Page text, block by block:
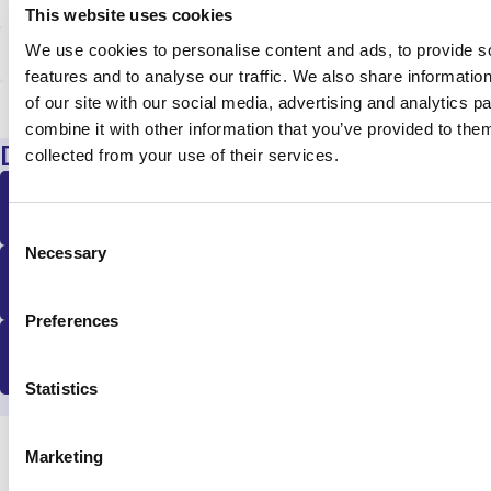
This website uses cookies
We use cookies to personalise content and ads, to provide
features and to analyse our traffic. We also share
of our site with our social media, advertising and analytics
combine it with other information that you’ve provided to
collected from your use of their services.
Necessary
Preferences
Statistics
Marketing
Afmetingen
107 cm x 46 cm x 69 cm
Downloads
Brochure
Waar kunnen we je mee helpen?